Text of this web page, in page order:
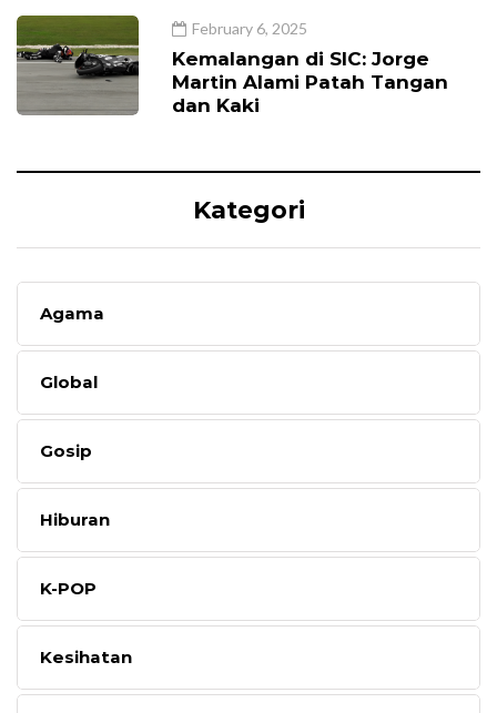
February 6, 2025
Kemalangan di SIC: Jorge
Martin Alami Patah Tangan
dan Kaki
Kategori
Agama
Global
Gosip
Hiburan
K-POP
Kesihatan